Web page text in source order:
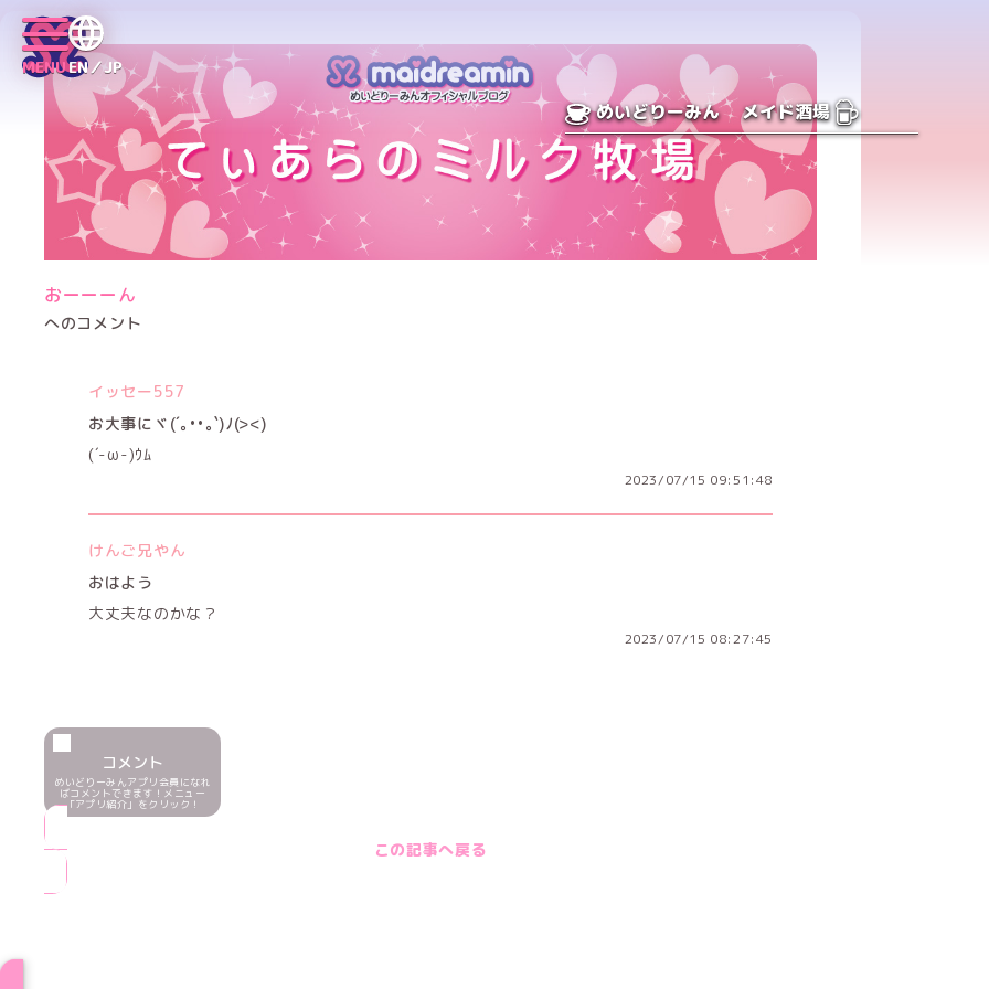
MENUEN／JP
めいどりーみん メイド酒場
おーーーん
へのコメント
イッセー557
お大事にヾ(´｡••｡`)ﾉ(><)
(´-ω-)ｳﾑ
2023/07/15 09:51:48
けんご兄やん
おはよう
大丈夫なのかな？
2023/07/15 08:27:45
コメント
めいどりーみんアプリ会員になれ
ばコメントできます！メニュー
「アプリ紹介」をクリック！
この記事へ戻る